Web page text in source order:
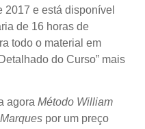
2017 e está disponível
de 16 horas de
todo o material em
do Curso” mais
agora Método William
por um preço